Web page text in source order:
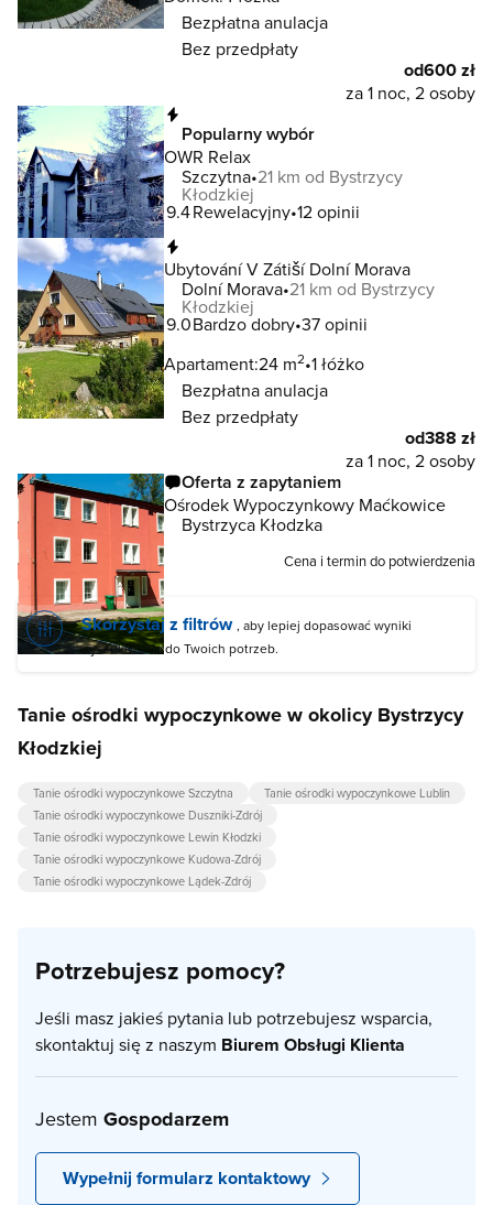
Bezpłatna anulacja
Bez przedpłaty
od600 zł
za 1 noc, 2 osoby
Popularny wybór
OWR Relax
Szczytna 21 km od Bystrzycy
Kłodzkiej
9.4Rewelacyjny 12 opinii
Ubytování V Zátiší Dolní Morava
Dolní Morava 21 km od Bystrzycy
Kłodzkiej
9.0Bardzo dobry 37 opinii
Apartament:24 m2 1 łóżko
Bezpłatna anulacja
Bez przedpłaty
od388 zł
za 1 noc, 2 osoby
Oferta z zapytaniem
Ośrodek Wypoczynkowy Maćkowice
Bystrzyca Kłodzka
Cena i termin do potwierdzenia
Skorzystaj z filtrów , aby lepiej dopasować wyniki
wyszukiwania do Twoich potrzeb.
Tanie ośrodki wypoczynkowe w okolicy Bystrzycy
Kłodzkiej
Tanie ośrodki wypoczynkowe Szczytna
Tanie ośrodki wypoczynkowe Lublin
Tanie ośrodki wypoczynkowe Duszniki-Zdrój
Tanie ośrodki wypoczynkowe Lewin Kłodzki
Tanie ośrodki wypoczynkowe Kudowa-Zdrój
Tanie ośrodki wypoczynkowe Lądek-Zdrój
Potrzebujesz pomocy?
Jeśli masz jakieś pytania lub potrzebujesz wsparcia,
skontaktuj się z naszym Biurem Obsługi Klienta
Jestem Gospodarzem
Wypełnij formularz kontaktowy